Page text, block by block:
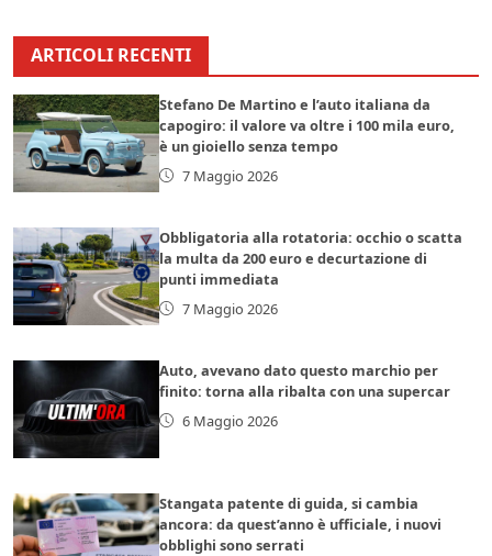
ARTICOLI RECENTI
Stefano De Martino e l’auto italiana da
capogiro: il valore va oltre i 100 mila euro,
è un gioiello senza tempo
7 Maggio 2026
Obbligatoria alla rotatoria: occhio o scatta
la multa da 200 euro e decurtazione di
punti immediata
7 Maggio 2026
Auto, avevano dato questo marchio per
finito: torna alla ribalta con una supercar
6 Maggio 2026
Stangata patente di guida, si cambia
ancora: da quest’anno è ufficiale, i nuovi
obblighi sono serrati